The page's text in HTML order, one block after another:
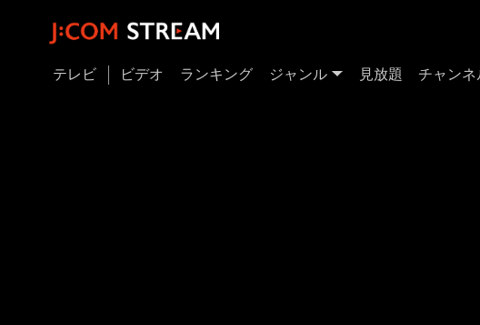
テレビ ビデオ ランキング ジャンル 見放題 チャンネ